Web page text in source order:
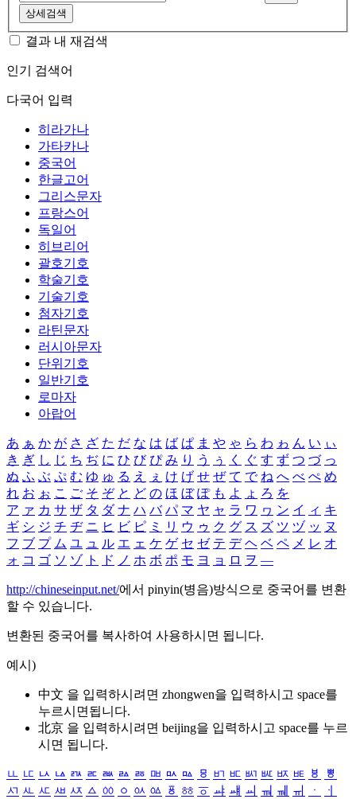
상세검색
결과 내 재검색
인기 검색어
다국어 입력
히라가나
가타카나
중국어
한글고어
그리스문자
프랑스어
독일어
히브리어
괄호기호
학술기호
기술기호
첨자기호
라틴문자
러시아문자
단위기호
일반기호
로마자
아랍어
あ ぁ か が さ ざ た だ な は ば ぱ ま や ゃ ら わ ゎ ん い ぃ
き ぎ し じ ち ぢ に ひ び ぴ み り う ぅ く ぐ す ず つ づ っ
ぬ ふ ぶ ぷ む ゆ ゅ る え ぇ け げ せ ぜ て で ね へ べ ぺ め
れ お ぉ こ ご そ ぞ と ど の ほ ぼ ぽ も よ ょ ろ を
ア ァ カ サ ザ タ ダ ナ ハ バ パ マ ヤ ャ ラ ワ ヮ ン イ ィ キ
ギ シ ジ チ ヂ ニ ヒ ビ ピ ミ リ ウ ゥ ク グ ス ズ ツ ヅ ッ ヌ
フ ブ プ ム ユ ュ ル エ ェ ケ ゲ セ ゼ テ デ ヘ ベ ペ メ レ オ
ォ コ ゴ ソ ゾ ト ド ノ ホ ボ ポ モ ヨ ョ ロ ヲ ―
http://chineseinput.net/에서 pinyin(병음)방식으로 중국어를 변환
할 수 있습니다.
변환된 중국어를 복사하여 사용하시면 됩니다.
예시)
中文 을 입력하시려면 zhongwen을 입력하시고 space를
누르시면됩니다.
北京 을 입력하시려면 beijing을 입력하시고 space를 누르
시면 됩니다.
ㅥ ㅦ ㅧ ㅨ ㅩ ㅪ ㅫ ㅬ ㅭ ㅮ ㅯ ㅰ ㅱ ㅲ ㅳ ㅴ ㅵ ㅶ ㅷ ㅸ
ㅹ
ㅺ ㅻ ㅼ ㅽ ㅾ ㅿ ㆀ ㆁ ㆂ ㆃ ㆄ ㆅ ㆆ ㆇ ㆈ ㆉ ㆊ ㆋ ㆌ ㆍ
ㆎ